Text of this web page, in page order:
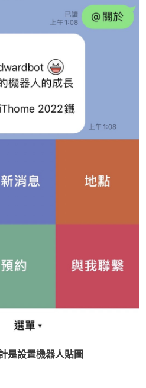
是設置機器人貼圖